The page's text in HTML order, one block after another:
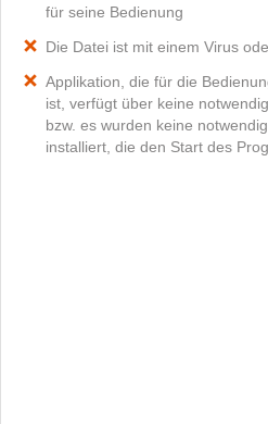
für seine Bedienung
Die Datei ist mit einem Virus
Applikation, die für die
ist, verfügt über keine
bzw. es wurden keine
installiert, die den Start des